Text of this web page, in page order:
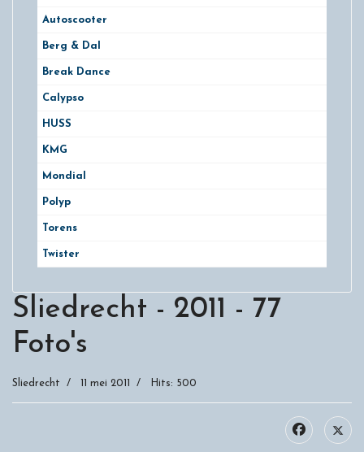
Autoscooter
Berg & Dal
Break Dance
Calypso
HUSS
KMG
Mondial
Polyp
Torens
Twister
Sliedrecht - 2011 - 77
Foto's
Sliedrecht 11 mei 2011 Hits: 500